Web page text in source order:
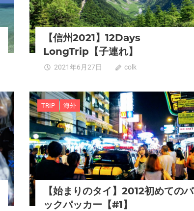
【信州2021】12Days
LongTrip【子連れ】
2021年6月27日 colk
TRIP 海外
【始まりのタイ】2012初めてのバ
ックパッカー【#1】